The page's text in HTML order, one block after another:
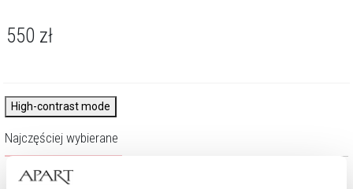
550 zł
High-contrast mode
Najczęściej wybierane